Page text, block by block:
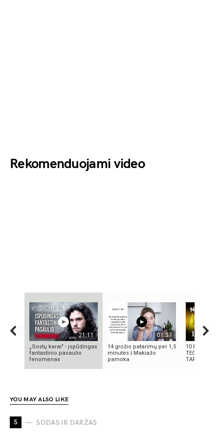
Rekomenduojami video
21:11
„Sostų karai" - įspūdingas
fantastinio pasaulio
fenomenas
01:37
14 grožio patarimų per 1,5
minutės | Makiažo
pamoka
10
TAPO
YOU MAY ALSO LIKE
S SODAS IR DARŽAS